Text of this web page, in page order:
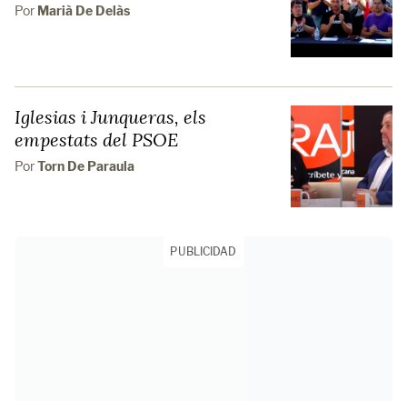
Por Marià De Delàs
Iglesias i Junqueras, els
empestats del PSOE
PorTorn De Paraula
PUBLICIDAD